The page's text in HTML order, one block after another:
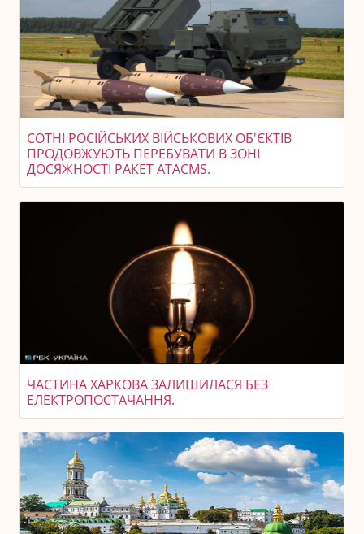
СОТНІ РОСІЙСЬКИХ ВІЙСЬКОВИХ ОБ'ЄКТІВ
ПРОДОВЖУЮТЬ ПЕРЕБУВАТИ В ЗОНІ
ДОСЯЖНОСТІ РАКЕТ ATACMS.
ЧАСТИНА ХАРКОВА ЗАЛИШИЛАСЯ БЕЗ
ЕЛЕКТРОПОСТАЧАННЯ.